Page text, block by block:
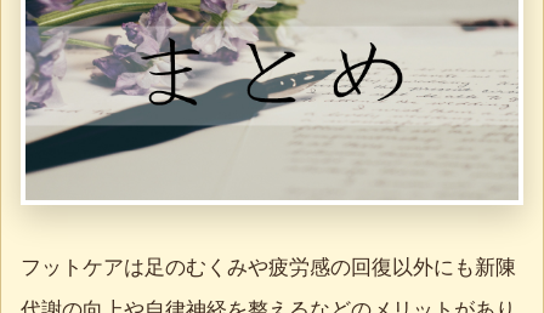
フットケアは足のむくみや疲労感の回復以外にも新陳